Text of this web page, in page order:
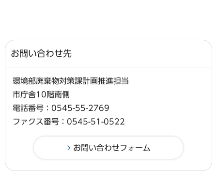
お問い合わせ先
環境部廃棄物対策課計画推進担当
市庁舎10階南側
電話番号：0545-55-2769
ファクス番号：0545-51-0522